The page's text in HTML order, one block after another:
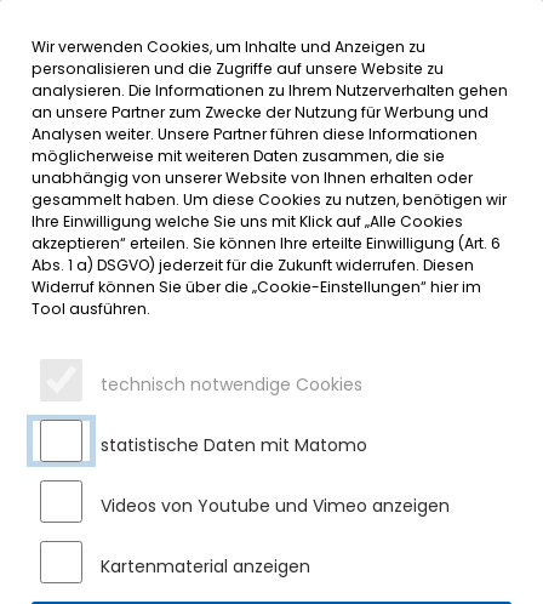
Inhalt der Seite anspringen
Informationen undMENÜ
SERVICE
BÜRGERBÜRO
Ansprechpartner
Leitung Standesamt / Leitung Bürgerbüro
Bürgerbüro: EG, Zimmer 0.02,
Standesamt: EG, Zimmer 0.03,
Rathausplatz 4
87477
08376 9201-15
Fax
elisabeth.voegel@sulzberg
Wir verwenden Cookies, um Inhalte und Anzeigen zu
personalisieren und die Zugriffe auf unsere Website zu
analysieren. Die Informationen zu Ihrem Nutzerverhalten gehen
an unsere Partner zum Zwecke der Nutzung für Werbung und
Analysen weiter. Unsere Partner führen diese Informationen
möglicherweise mit weiteren Daten zusammen, die sie
unabhängig von unserer Website von Ihnen erhalten oder
gesammelt haben. Um diese Cookies zu nutzen, benötigen wir
Ihre Einwilligung welche Sie uns mit Klick auf „Alle Cookies
akzeptieren“ erteilen. Sie können Ihre erteilte Einwilligung (Art. 6
Abs. 1 a) DSGVO) jederzeit für die Zukunft widerrufen. Diesen
Widerruf können Sie über die „Cookie-Einstellungen“ hier im
Tool ausführen.
technisch notwendige Cookies
statistische Daten mit Matomo
Videos von Youtube und Vimeo anzeigen
Kartenmaterial anzeigen